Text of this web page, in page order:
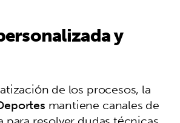
y
de los procesos, la
mantiene canales de